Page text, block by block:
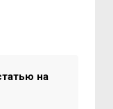
на